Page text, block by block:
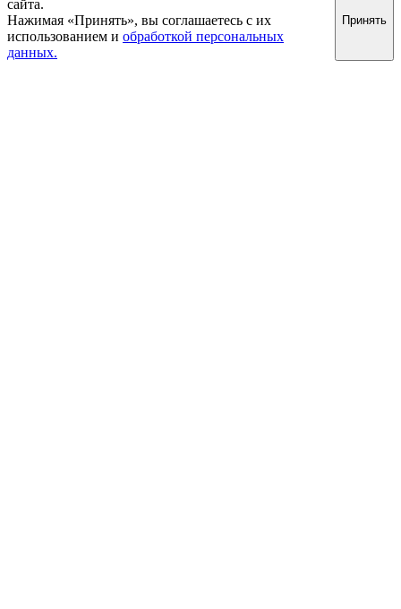
сайта.
Нажимая «Принять», вы соглашаетесь с их
использованием и обработкой персональных
данных.
Принять